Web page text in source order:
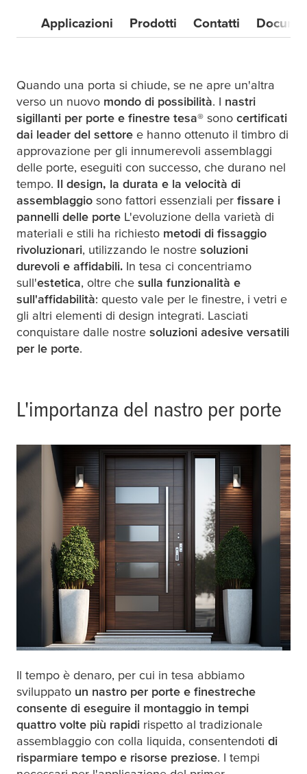
Applicazioni Prodotti Contatti
Quando una porta si chiude, se ne apre un'altra
verso un nuovo mondo di possibilità. I nastri
sigillanti per porte e finestre tesa® sono certificati
dai leader del settore e hanno ottenuto il timbro di
approvazione per gli innumerevoli assemblaggi
delle porte, eseguiti con successo, che durano nel
tempo. Il design, la durata e la velocità di
assemblaggio sono fattori essenziali per fissare i
pannelli delle porte L'evoluzione della varietà di
materiali e stili ha richiesto metodi di fissaggio
rivoluzionari, utilizzando le nostre soluzioni
durevoli e affidabili. In tesa ci concentriamo
sull'estetica, oltre che sulla funzionalità e
sull'affidabilità: questo vale per le finestre, i vetri e
gli altri elementi di design integrati. Lasciati
conquistare dalle nostre soluzioni adesive versatili
per le porte.
L'importanza del nastro per porte
Il tempo è denaro, per cui in tesa abbiamo
sviluppato un nastro per porte e finestreche
consente di eseguire il montaggio in tempi
quattro volte più rapidi rispetto al tradizionale
assemblaggio con colla liquida, consentendoti di
risparmiare tempo e risorse preziose. I tempi